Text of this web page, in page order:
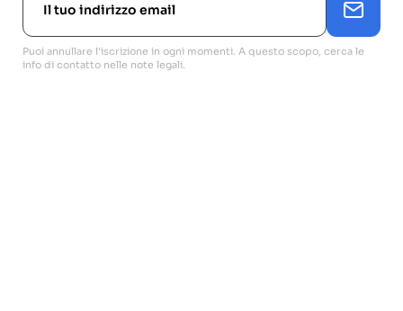
Puoi annullare l'iscrizione in ogni momenti. A questo scopo, cerca le
info di contatto nelle note legali.